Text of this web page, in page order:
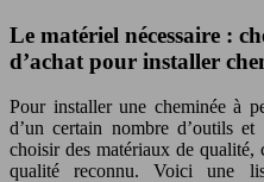
Le matériel nécessaire :
d’achat pour installer
Pour installer une cheminée à
d’un certain nombre d’outils
choisir des matériaux de
qualité reconnu. Voici une